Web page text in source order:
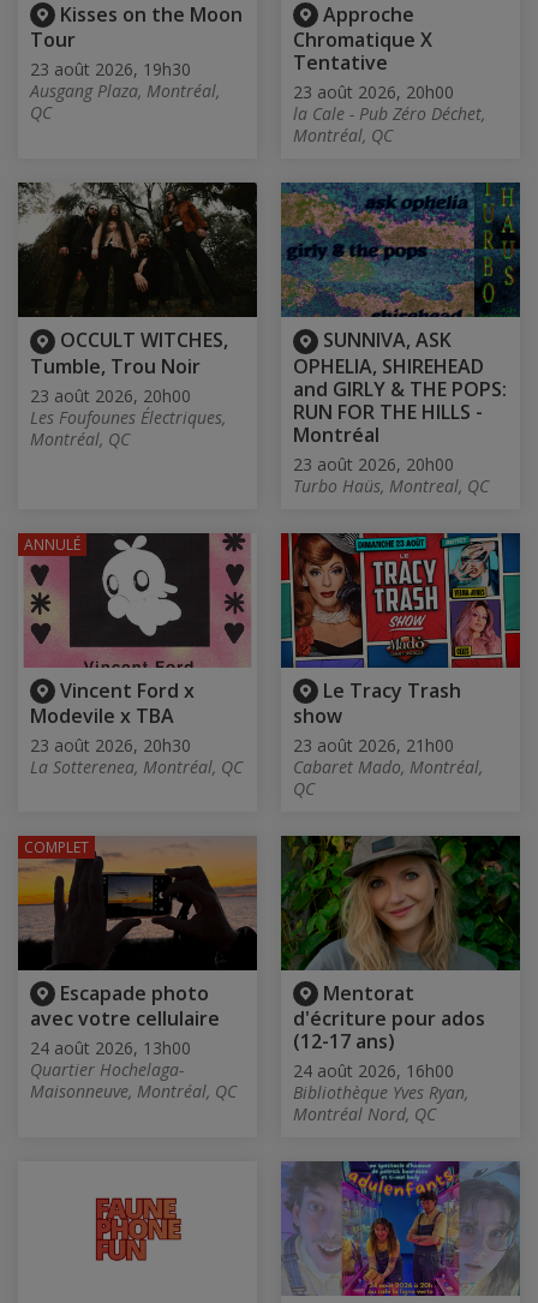
Kisses on the Moon
Tour
23 août 2026, 19h30
Ausgang Plaza, Montréal,
QC
Approche
Chromatique X
Tentative
23 août 2026, 20h00
la Cale - Pub Zéro Déchet,
Montréal, QC
OCCULT WITCHES,
Tumble, Trou Noir
23 août 2026, 20h00
Les Foufounes Électriques,
Montréal, QC
SUNNIVA, ASK
OPHELIA, SHIREHEAD
and GIRLY & THE POPS:
RUN FOR THE HILLS -
Montréal
23 août 2026, 20h00
Turbo Haüs, Montreal, QC
Vincent Ford x
Modevile x TBA
23 août 2026, 20h30
La Sotterenea, Montréal, QC
ANNULÉ
Le Tracy Trash
show
23 août 2026, 21h00
Cabaret Mado, Montréal,
QC
Escapade photo
avec votre cellulaire
24 août 2026, 13h00
Quartier Hochelaga-
Maisonneuve, Montréal, QC
COMPLET
Mentorat
d'écriture pour ados
(12-17 ans)
24 août 2026, 16h00
Bibliothèque Yves Ryan,
Montréal Nord, QC